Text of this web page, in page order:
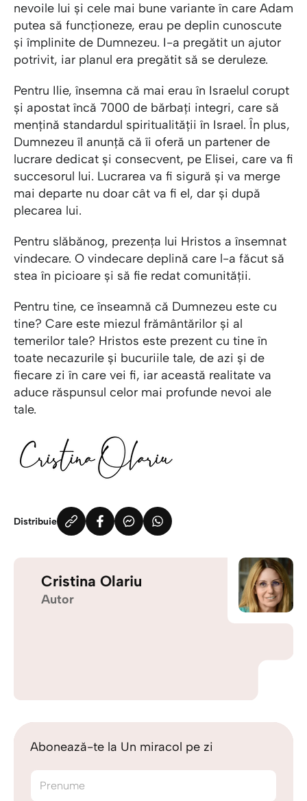
nevoile lui și cele mai bune variante în care Adam
putea să funcționeze, erau pe deplin cunoscute
și împlinite de Dumnezeu. I-a pregătit un ajutor
potrivit, iar planul era pregătit să se deruleze.
Pentru Ilie, însemna că mai erau în Israelul corupt
și apostat încă 7000 de bărbați integri, care să
mențină standardul spiritualității în Israel. În plus,
Dumnezeu îl anunță că îi oferă un partener de
lucrare dedicat și consecvent, pe Elisei, care va fi
succesorul lui. Lucrarea va fi sigură și va merge
mai departe nu doar cât va fi el, dar și după
plecarea lui.
Pentru slăbănog, prezența lui Hristos a însemnat
vindecare. O vindecare deplină care l-a făcut să
stea în picioare și să fie redat comunității.
Pentru tine, ce înseamnă că Dumnezeu este cu
tine? Care este miezul frământărilor și al
temerilor tale? Hristos este prezent cu tine în
toate necazurile și bucuriile tale, de azi și de
fiecare zi în care vei fi, iar această realitate va
aduce răspunsul celor mai profunde nevoi ale
tale.
Distribuie
Cristina Olariu
Autor
Abonează-te la Un miracol pe zi
Prenume